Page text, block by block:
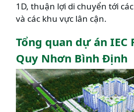
1D, thuận lợi di chuyển tới
và các khu vực lân cận.
Tổng quan dự án IEC
Quy Nhơn Bình Định